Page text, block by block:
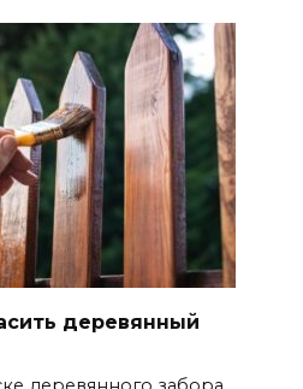
деревянный